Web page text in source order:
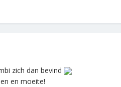
zich dan bevind
en moeite!